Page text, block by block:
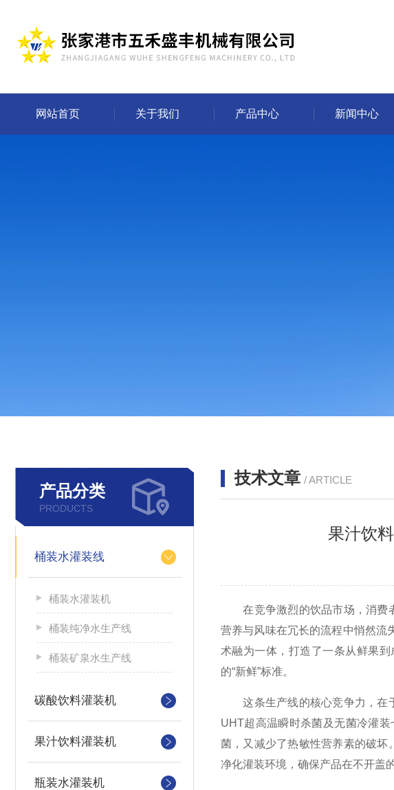
网站首页 关于我们 产品中心 新闻中心
产品分类
PRODUCTS
桶装水灌装线
桶装水灌装机
桶装纯净水生产线
桶装矿泉水生产线
碳酸饮料灌装机
果汁饮料灌装机
瓶装水灌装机
技术文章 / ARTICLE
果汁饮
在竞争激烈的饮品市场，消费者
营养与风味在冗长的流程中悄然流
术融为一体，打造了一条从鲜果
的“新鲜”标准。
这条生产线的核心竞争力，在于
UHT超高温瞬时杀菌及无菌冷灌
菌，又减少了热敏性营养素的破坏
净化灌装环境，确保产品在不开盖